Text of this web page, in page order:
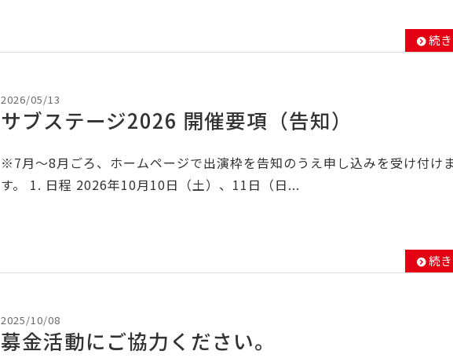
続
2026/05/13
サブステージ2026 開催要項（告知）
※7月～8月ごろ、ホームページで出演枠を告知のうえ申し込みを受け付け
す。 1. 日程 2026年10月10日（土）、11日（日...
続
2025/10/08
募金活動にご協力ください。